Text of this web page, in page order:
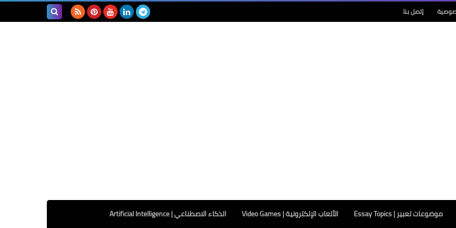
إتصل بنا
موضوعات تعبير | Essay Topics الألعاب الإلكترونية | Video Games الذكاء الاصطناعي | Artificial Intelligence